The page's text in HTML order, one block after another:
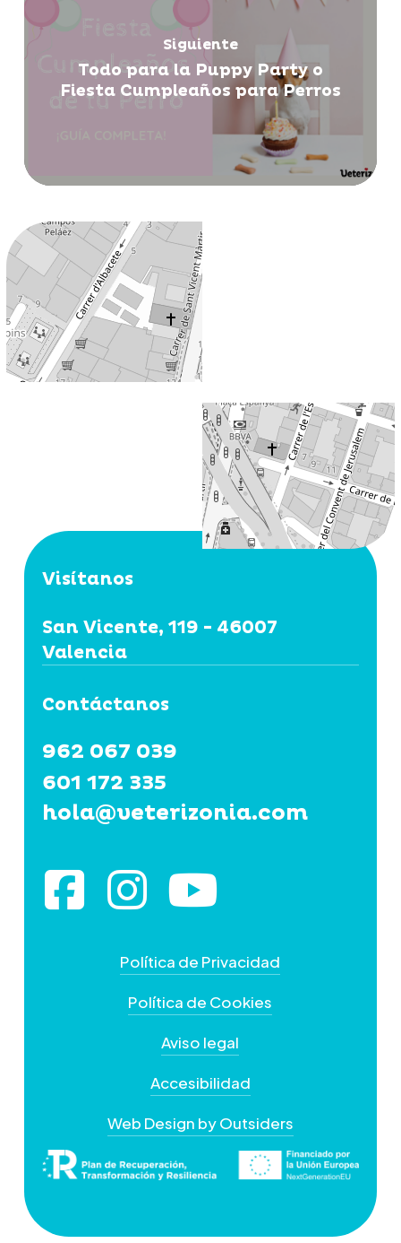
Siguiente
Todo para la Puppy Party o
Fiesta Cumpleaños para Perros
Visítanos
San Vicente, 119 - 46007
Valencia
Contáctanos
962 067 039
601 172 335
hola@veterizonia.com
Política de Privacidad
Política de Cookies
Aviso legal
Accesibilidad
Web Design by Outsiders